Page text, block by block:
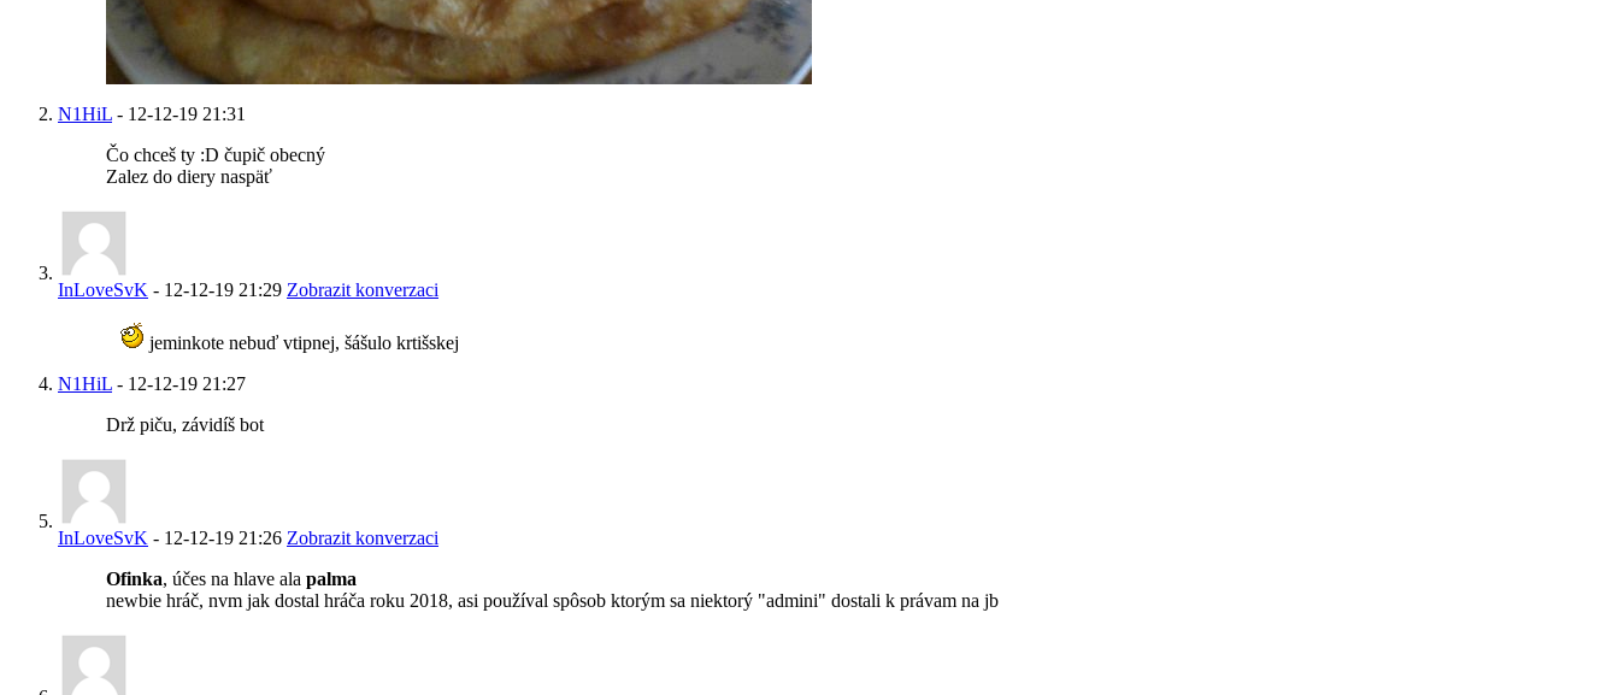
N1HiL - 12-12-19 21:31
Čo chceš ty :D čupič obecný
Zalez do diery naspäť
InLoveSvK - 12-12-19 21:29 Zobrazit konverzaci
jeminkote nebuď vtipnej, šášulo krtišskej
N1HiL - 12-12-19 21:27
Drž piču, závidíš bot
InLoveSvK - 12-12-19 21:26 Zobrazit konverzaci
Ofinka, účes na hlave ala palma
newbie hráč, nvm jak dostal hráča roku 2018, asi používal spôsob ktorým sa niektorý "admini" dostali k právam na jb